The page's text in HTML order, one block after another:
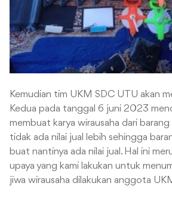
Kemudian tim UKM SDC UTU akan
Kedua pada tanggal 6 juni 2023
membuat karya wirausaha dari
tidak ada nilai jual lebih sehingga
buat nantinya ada nilai jual. Hal ini
upaya yang kami lakukan untuk
jiwa wirausaha dilakukan anggota